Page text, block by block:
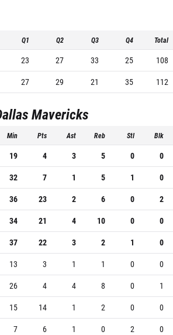
Q1 Q2 Q3 Q4 Total
23 27 33 25
108
27 29 21 35 112
Mavericks
Min Pts Ast Reb Stl Blk
19 4 3 5 0
0
32 7 1 5 1
0
36 23 2 6 0
2
34 21 4 10 0
0
37 22 3 2 1
0
13 3 1 1 0
0
26 4 4 8 0
1
15 14 1 2 0
0
7 6 1 0 2
0